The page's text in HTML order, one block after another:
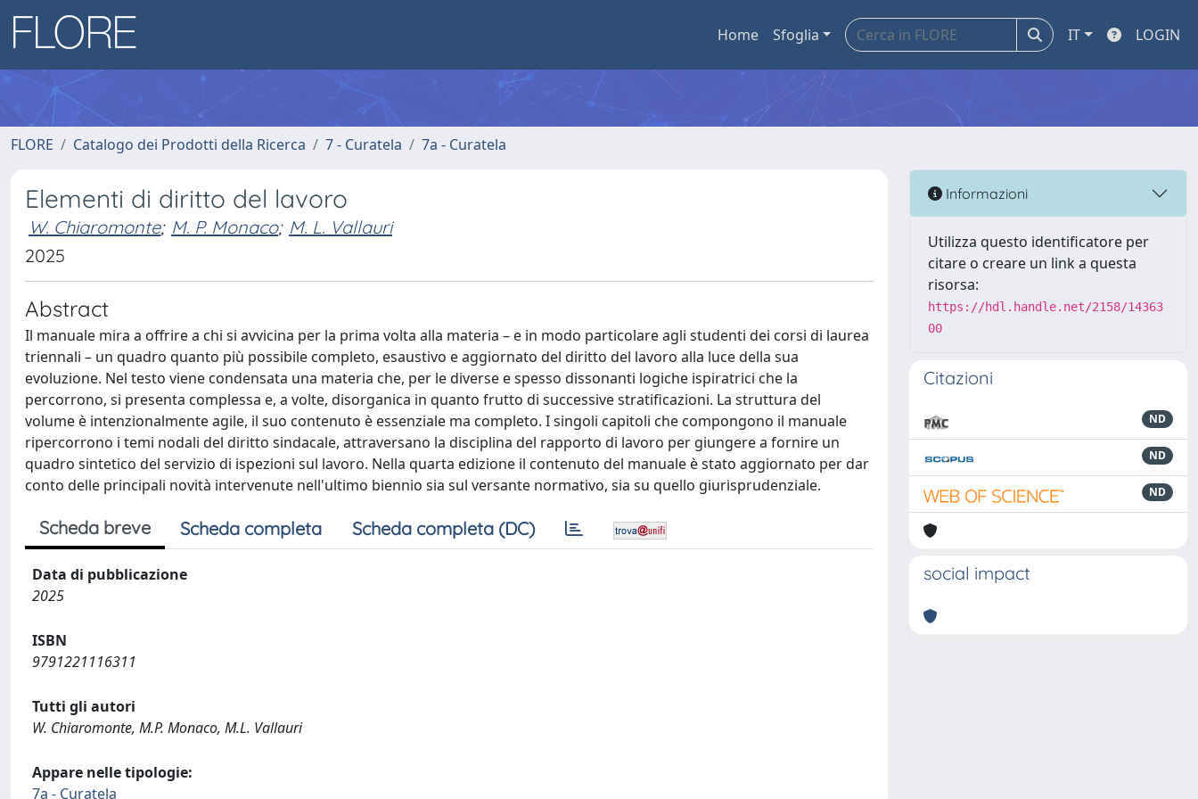
Home Sfoglia IT LOGIN
FLORE Catalogo dei Prodotti della Ricerca 7 - Curatela 7a - Curatela
Elementi di diritto del lavoro
W. Chiaromonte; M. P. Monaco; M. L. Vallauri
2025
Abstract
Il manuale mira a offrire a chi si avvicina per la prima volta alla materia – e in modo particolare agli studenti dei corsi di laurea
triennali – un quadro quanto più possibile completo, esaustivo e aggiornato del diritto del lavoro alla luce della sua
evoluzione. Nel testo viene condensata una materia che, per le diverse e spesso dissonanti logiche ispiratrici che la
percorrono, si presenta complessa e, a volte, disorganica in quanto frutto di successive stratificazioni. La struttura del
volume è intenzionalmente agile, il suo contenuto è essenziale ma completo. I singoli capitoli che compongono il manuale
ripercorrono i temi nodali del diritto sindacale, attraversano la disciplina del rapporto di lavoro per giungere a fornire un
quadro sintetico del servizio di ispezioni sul lavoro. Nella quarta edizione il contenuto del manuale è stato aggiornato per dar
conto delle principali novità intervenute nell'ultimo biennio sia sul versante normativo, sia su quello giurisprudenziale.
Scheda breve Scheda completa Scheda completa (DC)
Data di pubblicazione
2025
ISBN
9791221116311
Tutti gli autori
W. Chiaromonte, M.P. Monaco, M.L. Vallauri
Appare nelle tipologie:
7a - Curatela
Informazioni
Utilizza questo identificatore per
citare o creare un link a questa
risorsa:
https://hdl.handle.net/2158/14363
00
Citazioni
ND
ND
ND
social impact